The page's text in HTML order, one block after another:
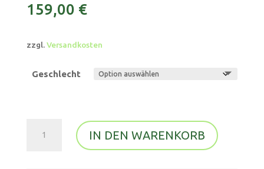
159,00 €
zzgl.Versandkosten
Geschlecht
Steppenwaran
IN DEN WARENKORB